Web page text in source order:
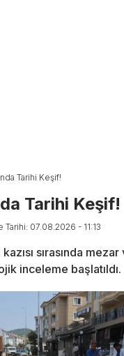
Tarihi Keşif!
Tarihi Keşif!
Tarihi: 07.08.2026 - 11:13
sırasında
inceleme başlatıldı.